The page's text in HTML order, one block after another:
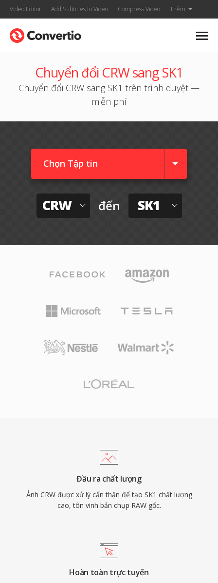
Video Editor Add Subtitles to Video Compress Video Thêm
Chuyển đổi CRW sang SK1
Chuyển đổi CRW sang SK1 trên trình duyệt —
miễn phí
Chọn Tập tin
CRW đến SK1
Đầu ra chất lượng
Ảnh CRW được xử lý cẩn thận để tạo SK1 chất lượng
cao, tôn vinh bản chụp RAW gốc.
Hoàn toàn trực tuyến